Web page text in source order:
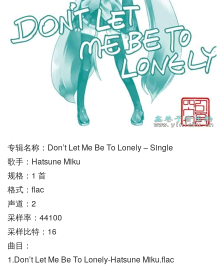
专辑名称：Don’t Let Me Be To Lonely – Single
歌手：Hatsune Miku
规格：1 首
格式：flac
声道：2
采样率：44100
采样比特：16
曲目：
1.Don’t Let Me Be To Lonely-Hatsune Miku.flac